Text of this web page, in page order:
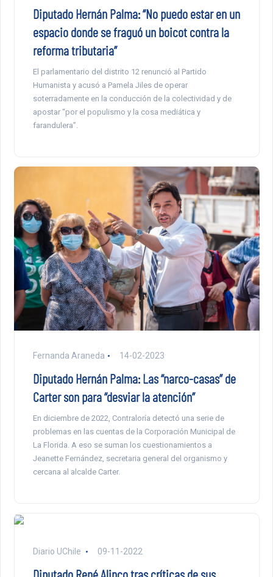
Diputado Hernán Palma: “No puedo estar en un
espacio donde se fraguó un boicot contra la
reforma tributaria”
El parlamentario del distrito 12 renunció al Partido
Humanista y acusó a Pamela Jiles de operar
soterradamente en la conducción de la colectividad y de
apostar “por el populismo y la cosa mediática y
farandulera”.
Fernanda Araneda 14-02-2023
Diputado Hernán Palma: Las “narco-casas” de
Carter son para “desviar la atención”
En diciembre de 2022, Contraloría detectó una serie de
problemas en las cuentas de la Corporación Municipal de
La Florida. A eso se suman los cuestionamientos a
Jeanette Fernández, secretaria general del organismo y
cercana al alcalde Carter.
Diario UChile 09-11-2022